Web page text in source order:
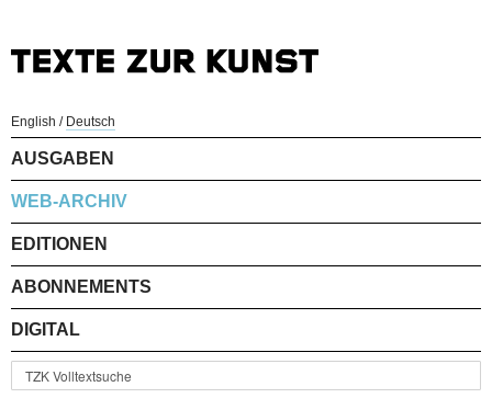
English / Deutsch
AUSGABEN
WEB-ARCHIV
EDITIONEN
ABONNEMENTS
DIGITAL